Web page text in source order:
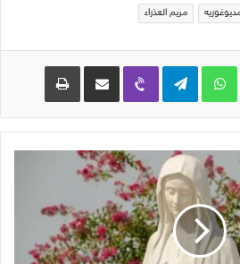
مريم العذراء
WhatsApp
Telegram
Viber مشاركة عبر البريد طباعة